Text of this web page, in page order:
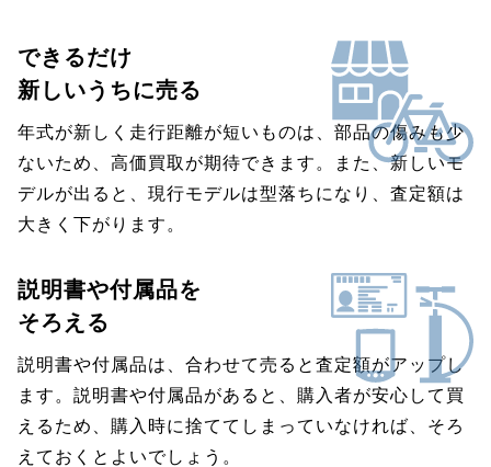
できるだけ
新しいうちに売る
年式が新しく走行距離が短いものは、部品の傷みも少
ないため、高価買取が期待できます。また、新しいモ
デルが出ると、現行モデルは型落ちになり、査定額は
大きく下がります。
説明書や付属品を
そろえる
説明書や付属品は、合わせて売ると査定額がアップし
ます。説明書や付属品があると、購入者が安心して買
えるため、購入時に捨ててしまっていなければ、そろ
えておくとよいでしょう。